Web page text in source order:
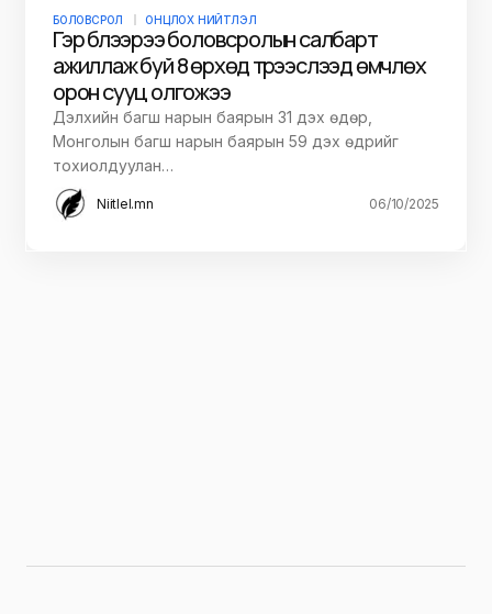
БОЛОВСРОЛ ОНЦЛОХ НИЙТЛЭЛ
Гэр бүлээрээ боловсролын салбарт
ажиллаж буй 8 өрхөд түрээслээд өмчлөх
орон сууц олгожээ
Дэлхийн багш нарын баярын 31 дэх өдөр,
Монголын багш нарын баярын 59 дэх өдрийг
тохиолдуулан…
Niitlel.mn 06/10/2025